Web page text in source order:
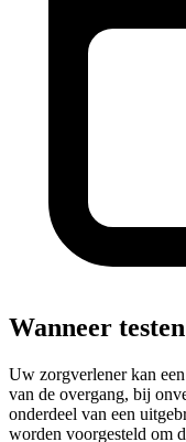
Wanneer testen
Uw zorgverlener kan
van de overgang, bij
onderdeel van een
worden voorgesteld om